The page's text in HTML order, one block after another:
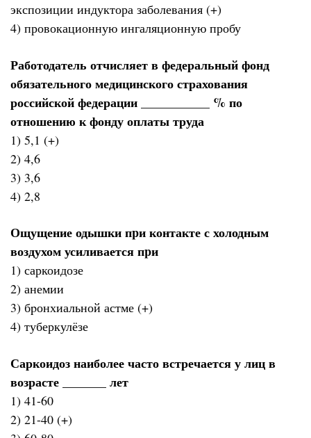
экспозиции индуктора заболевания (+)
4) провокационную ингаляционную пробу
Работодатель отчисляет в федеральный фонд
обязательного медицинского страхования
российской федерации ___________ % по
отношению к фонду оплаты труда
1) 5,1 (+)
2) 4,6
3) 3,6
4) 2,8
Ощущение одышки пpи контакте с холодным
воздухом усиливается пpи
1) саркоидозе
2) анемии
3) бpонхиальной астме (+)
4) туберкулёзе
Саркоидоз наиболее часто встречается у лиц в
возрасте _______ лет
1) 41-60
2) 21-40 (+)